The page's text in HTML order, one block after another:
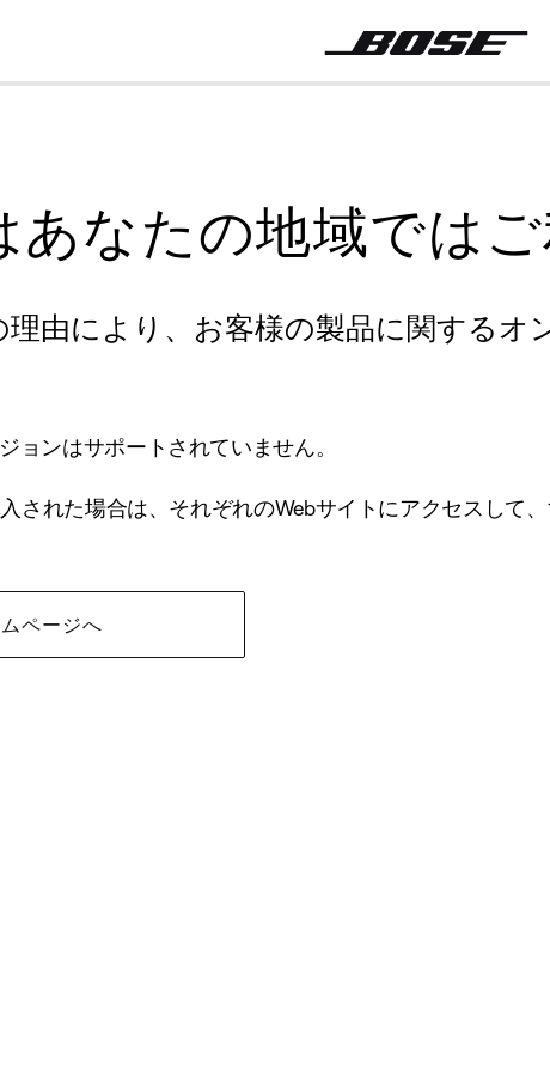
あなたの地域では
由により、お客様の製品に関するオ
ョンはサポートされていません。
された場合は、それぞれのWebサイトにアクセスして
ページへ